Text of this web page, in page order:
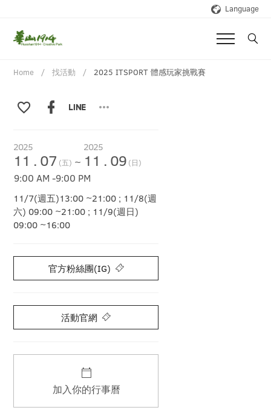
Language
Home 找活動 2025 ITSPORT 體感玩家挑戰賽
2025
11 . 07 (五) ~
2025
11 . 09 (日)
9:00 AM-9:00 PM
11/7(週五)13:00 ~21:00 ; 11/8(週
六) 09:00 ~21:00 ; 11/9(週日)
09:00 ~16:00
加入你的行事曆